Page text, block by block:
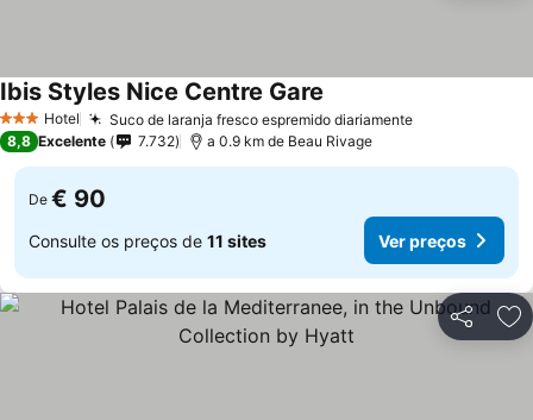
3 EstrelasHotel Suco de laranja fresco espremido diariamente
Ibis Styles Nice Centre Gare
8,8 Excelente 7.732 a 0.9 km de Beau Rivage
De € 90
Consulte os preços de 11 sites Ver preços
Partilhar